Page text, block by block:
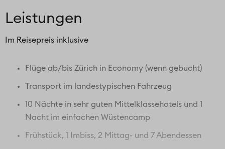
Leistungen
Im Reisepreis inklusive
Flüge ab/bis Zürich in Economy (wenn gebucht)
Transport im landestypischen Fahrzeug
10 Nächte in sehr guten Mittelklassehotels und 1
Nacht im einfachen Wüstencamp
Frühstück, 1 Imbiss, 2 Mittag- und 7 Abendessen